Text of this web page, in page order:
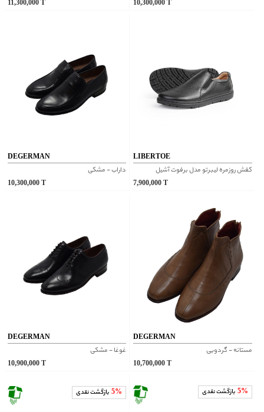
11,300,000 10,300,000
DEGERMAN
داراب - مشکی
10,300,000
LIBERTOE
کفش روزمره لیبرتو مدل برفوت آشیل
7,900,000
DEGERMAN
غوغا - مشکی
10,900,000
DEGERMAN
مستانه - گردویی
10,700,000
5% بازگشت نقدی 5% بازگشت نقدی